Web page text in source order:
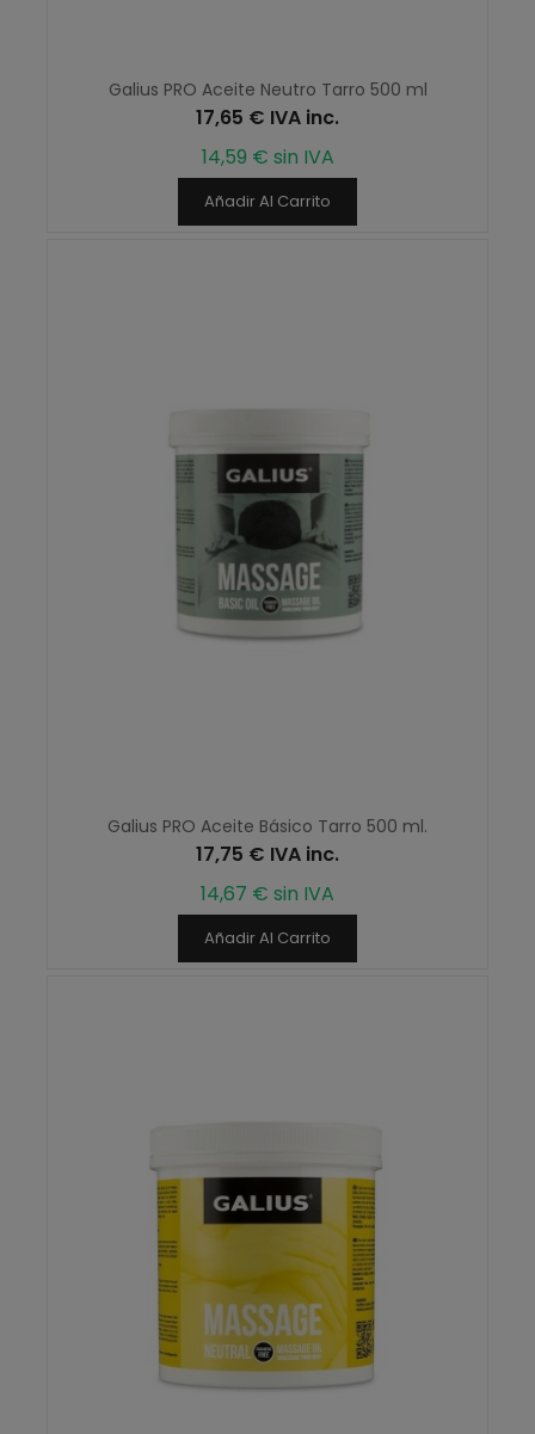
Galius PRO Aceite Neutro Tarro 500 ml
17,65 € IVA inc.
14,59 € sin IVA
Añadir Al Carrito
Galius PRO Aceite Básico Tarro 500 ml.
17,75 € IVA inc.
14,67 € sin IVA
Añadir Al Carrito